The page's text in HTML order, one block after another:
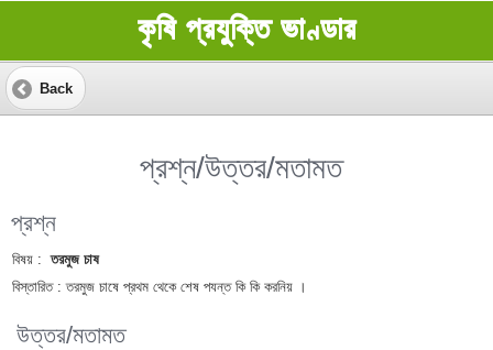
কৃষি প্রযুক্তি ভাণ্ডার
Back
প্রশ্ন/উত্তর/মতামত
প্রশ্ন
বিষয় :
তরমুজ চাষ
বিস্তারিত : তরমুজ চাষে প্রথম থেকে শেষ পযন্ত কি কি করনিয় ।
উত্তর/মতামত